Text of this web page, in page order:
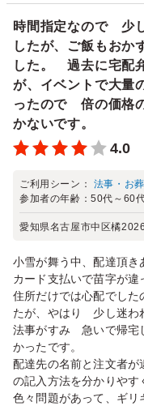
時間指定なので 少
したが、ご飯もお
した。 過去に宅配
が、イベントで大
ったので 倍の価格
かないです。
4.0
ご利用シーン： 法事・お
参加者の年齢：50代～60
愛知県名古屋市中区橘
小雪が舞う中、配達頂き
カード支払いで苗字が違
住所だけでは心配でし
たが、やはり 少し迷わ
法事がすみ 急いで帰宅
かったです。
配達先の名前と注文者が
の記入方法を分かりやす
色々問題があって、ギリ